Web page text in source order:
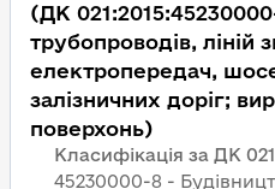
(ДК
трубопроводів, ліній
електропередач,
залізничних доріг;
поверхонь)
Класифікація за ДК
45230000-8 -